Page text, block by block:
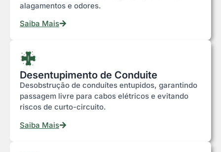
alagamentos e odores.
Saiba Mais
Desentupimento de Conduite
Desobstrução de conduítes entupidos, garantindo
passagem livre para cabos elétricos e evitando
riscos de curto-circuito.
Saiba Mais